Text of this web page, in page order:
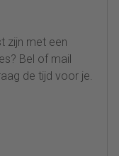
zijn met een
Bel of mail
de tijd voor je.